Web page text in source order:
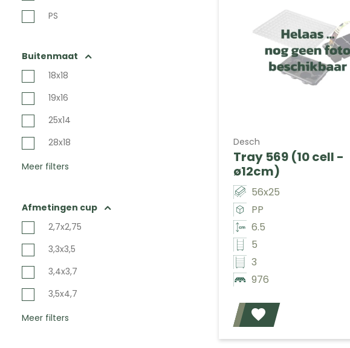
PS
Buitenmaat
18x18
19x16
25x14
28x18
Meer filters
Afmetingen cup
2,7x2,75
3,3x3,5
3,4x3,7
3,5x4,7
Meer filters
Desch
Tray 569 (10 cell -
ø12cm)
56x25
PP
6.5
5
3
976